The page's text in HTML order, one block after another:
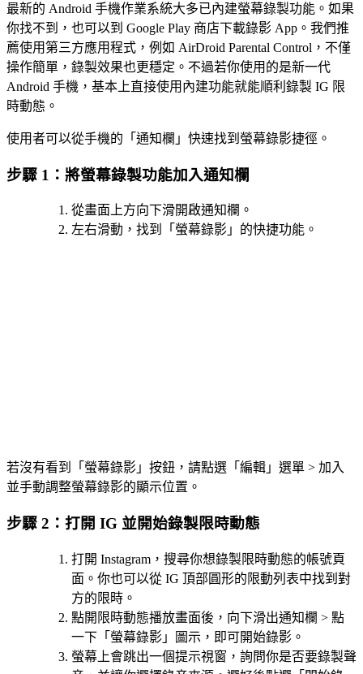
最新的 Android 手機作業系統大多已內建螢幕錄製功能。如果
你找不到，也可以到 Google Play 商店下載錄影 App。我們推
薦使用第三方應用程式，例如 AirDroid Parental Control，不僅
操作簡單，錄製效果也更穩定。不過若你使用的是新一代
Android 手機，基本上直接使用內建功能就能順利錄製 IG 限
時動態。
使用者可以從手機的「通知欄」快速找到螢幕錄影捷徑。
步驟 1：將螢幕錄製功能加入通知欄
從畫面上方向下滑開啟通知欄。
左右滑動，找到「螢幕錄影」的快捷功能。
若沒有看到「螢幕錄影」按鈕，請點選「編輯」選單 > 加入
並手動調整螢幕錄影的顯示位置。
步驟 2：打開 IG 並開始錄製限時動態
打開 Instagram，搜尋你想錄製限時動態的帳號頁
面。你也可以從 IG 頂部圓形的限動列表中找到對
方的限時。
點開限時動態播放畫面後，向下滑出通知欄 > 點
一下「螢幕錄影」圖示，即可開始錄影。
螢幕上會跳出一個提示視窗，詢問你是否要錄製聲